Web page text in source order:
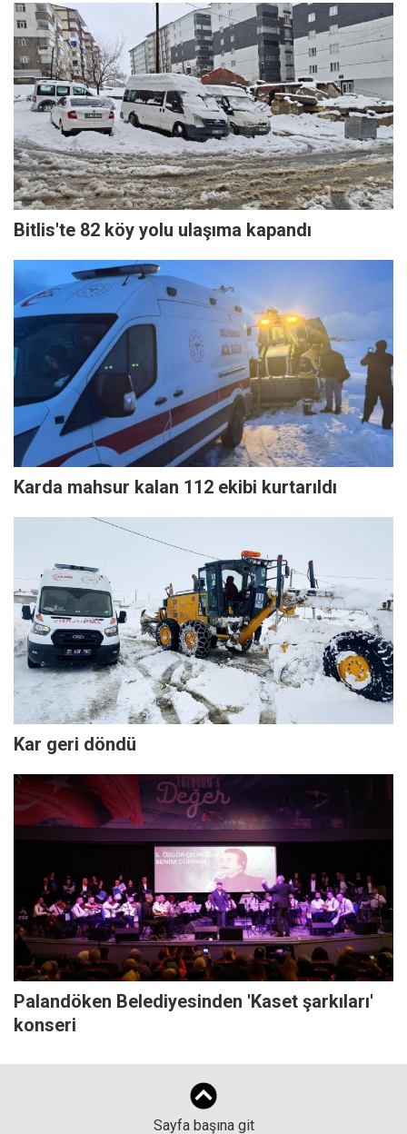
Bitlis'te 82 köy yolu ulaşıma kapandı
Karda mahsur kalan 112 ekibi kurtarıldı
Kar geri döndü
Palandöken Belediyesinden 'Kaset şarkıları'
konseri
Sayfa başına git